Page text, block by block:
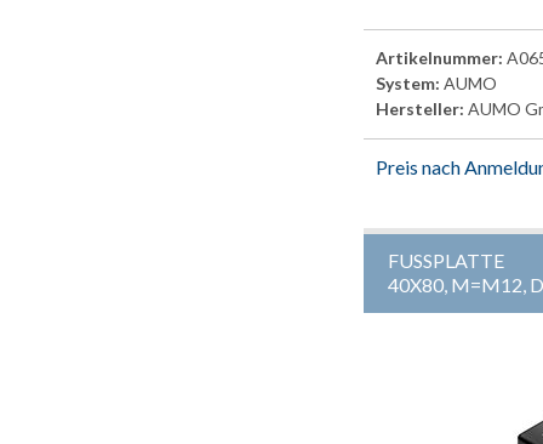
Artikelnummer:
System: AUMO
Hersteller: AUMO
Preis nach
FUSSPLATTE
40X80, M=M12,